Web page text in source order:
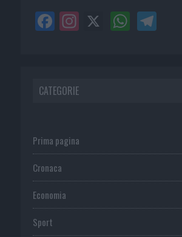
CATEGORIE
Prima pagina
Cronaca
Economia
Sport